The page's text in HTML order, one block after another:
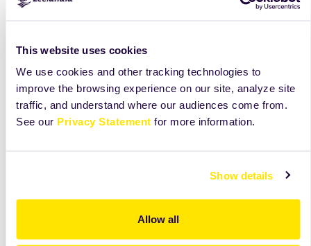
This website uses cookies
We use cookies and other tracking technologies to
improve the browsing experience on our site, analyze site
traffic, and understand where our audiences come from.
See our Privacy Statement for more information.
Show details
Allow all